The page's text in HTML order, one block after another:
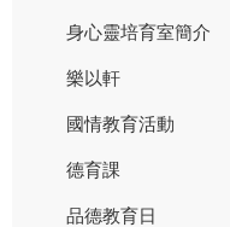
身心靈培育室簡介
樂以軒
國情教育活動
德育課
品德教育日